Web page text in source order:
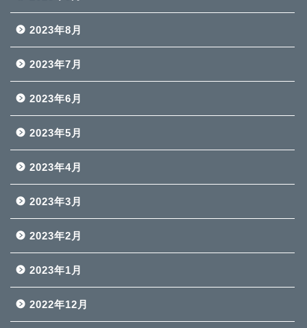
2023年8月
2023年7月
2023年6月
2023年5月
2023年4月
2023年3月
2023年2月
2023年1月
2022年12月